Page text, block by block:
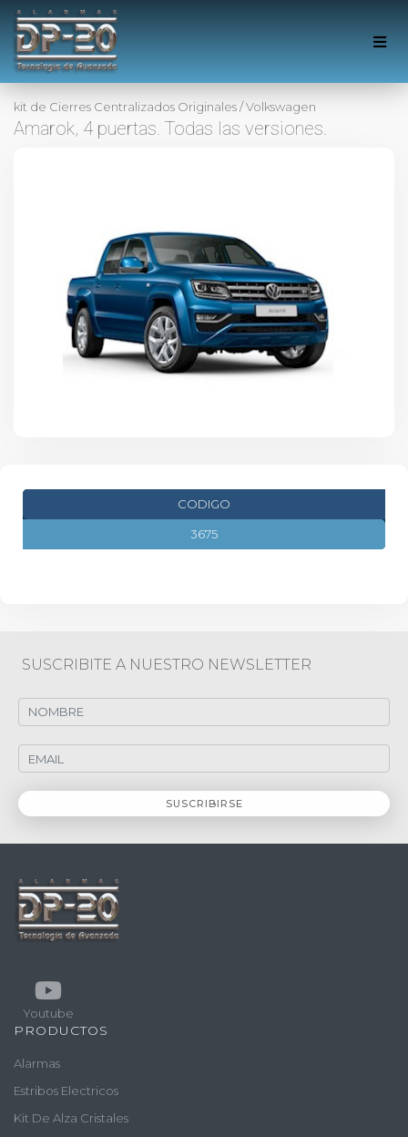
kit de Cierres Centralizados Originales/Volkswagen
Amarok, 4 puertas. Todas las versiones.
CODIGO
3675
SUSCRIBITE A NUESTRO NEWSLETTER
Youtube
PRODUCTOS
Alarmas
Estribos Electricos
Kit De Alza Cristales